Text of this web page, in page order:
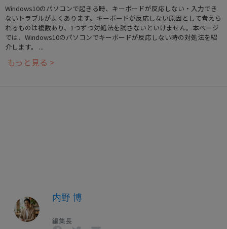
Windows10のパソコンで起きる時、キーボードが反応しない・入力でき
ないトラブルがよくあります。キーボードが反応しない原因として考えら
れるものは複数あり、1つずつ対処法を試さないといけません。本ページ
では、Windows10のパソコンでキーボードが反応しない時の対処法を紹
介します。 ...
もっと見る >
内野 博
編集長